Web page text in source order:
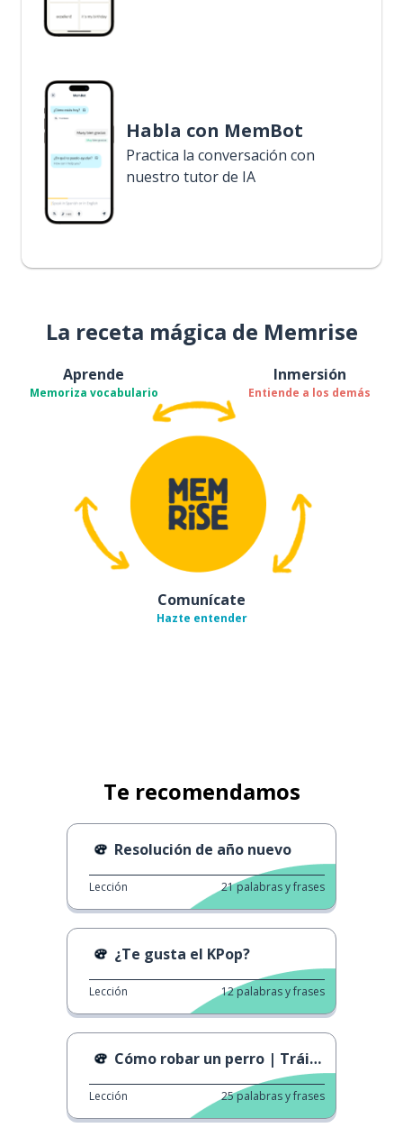
Habla con MemBot
Practica la conversación con
nuestro tutor de IA
La receta mágica de Memrise
Aprende
Memoriza vocabulario
Inmersión
Entiende a los demás
Comunícate
Hazte entender
Te recomendamos
Resolución de año nuevo
Lección 21palabras y frases
¿Te gusta el KPop?
Lección 12palabras y frases
Cómo robar un perro | Tráiler oficial
Lección 25palabras y frases